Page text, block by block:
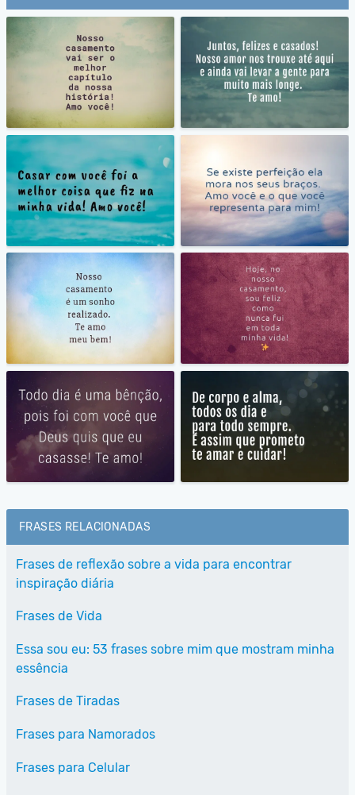
FRASES RELACIONADAS
Frases de reflexão sobre a vida para encontrar
inspiração diária
Frases de Vida
Essa sou eu: 53 frases sobre mim que mostram minha
essência
Frases de Tiradas
Frases para Namorados
Frases para Celular